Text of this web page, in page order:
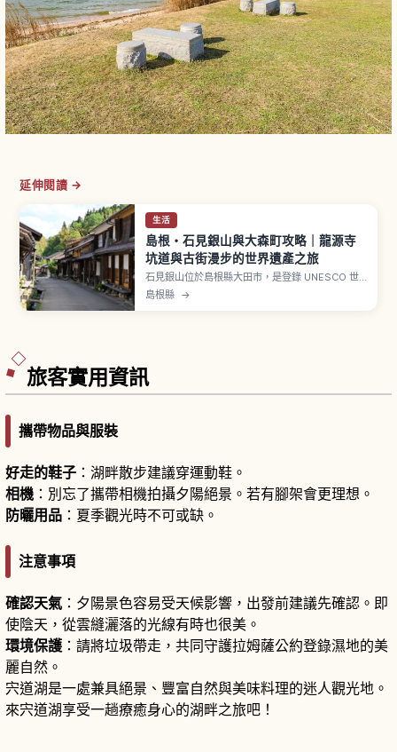
延伸閱讀 →
生活
島根・石見銀山與大森町攻略｜龍源寺
坑道與古街漫步的世界遺產之旅
石見銀山位於島根縣大田市，是登錄 UNESCO 世
界文化遺產的銀礦遺跡。其中心「大森町街景」保
島根縣 →
旅客實用資訊
攜帶物品與服裝
好走的鞋子 ：湖畔散步建議穿運動鞋。
相機 ：別忘了攜帶相機拍攝夕陽絕景。若有腳架會更理想。
防曬用品 ：夏季觀光時不可或缺。
注意事項
確認天氣 ：夕陽景色容易受天候影響，出發前建議先確認。即
使陰天，從雲縫灑落的光線有時也很美。
環境保護 ：請將垃圾帶走，共同守護拉姆薩公約登錄濕地的美
麗自然。
宍道湖是一處兼具絕景、豐富自然與美味料理的迷人觀光地。
來宍道湖享受一趟療癒身心的湖畔之旅吧！